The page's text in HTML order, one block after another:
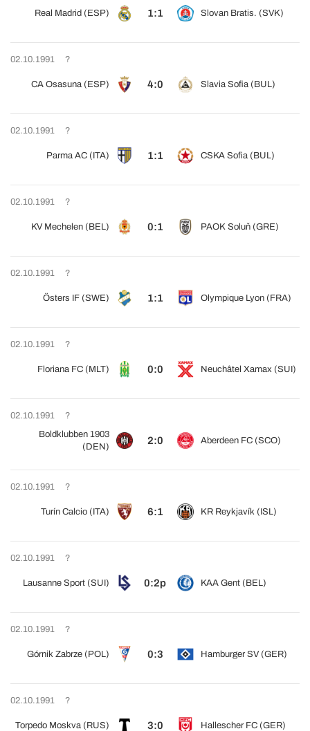
Real Madrid (ESP) 1:1 Slovan Bratis. (SVK)
02.10.1991 ?
CA Osasuna (ESP) 4:0 Slavia Sofia (BUL)
02.10.1991 ?
Parma AC (ITA) 1:1 CSKA Sofia (BUL)
02.10.1991 ?
KV Mechelen (BEL) 0:1 PAOK Soluň (GRE)
02.10.1991 ?
Östers IF (SWE) 1:1 Olympique Lyon (FRA)
02.10.1991 ?
Floriana FC (MLT) 0:0 Neuchâtel Xamax (SUI)
02.10.1991
?
Boldklubben 1903
(DEN)
2:0 Aberdeen FC (SCO)
02.10.1991 ?
Turín Calcio (ITA) 6:1 KR Reykjavík (ISL)
02.10.1991 ?
Lausanne Sport (SUI) 0:2p KAA Gent (BEL)
02.10.1991 ?
Górnik Zabrze (POL) 0:3 Hamburger SV (GER)
02.10.1991 ?
Torpedo Moskva (RUS) 3:0 Hallescher FC (GER)